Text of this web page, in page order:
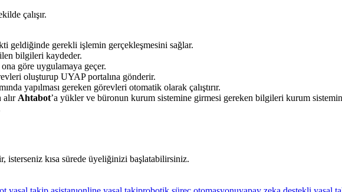
çalışır.
geldiğinde gerekli işlemin gerçekleşmesini sağlar.
bilgileri kaydeder.
ona göre uygulamaya geçer.
oluşturup UYAP portalına gönderir.
yapılması gereken görevleri otomatik olarak çalıştırır.
alır Ahtabot’a yükler ve büronun kurum sistemine girmesi gereken bilgileri kurum
isterseniz kısa sürede üyeliğinizi başlatabilirsiniz.